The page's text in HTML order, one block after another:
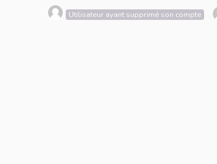
Utilisateur ayant supprimé son compte